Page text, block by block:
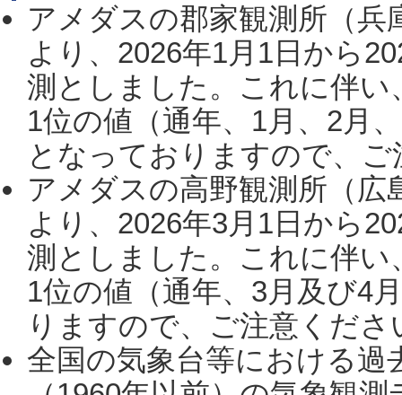
アメダスの郡家観測所（
より、2026年1月1日から
測としました。これに伴い
1位の値（通年、1月、2月
となっておりますので、
アメダスの高野観測所（
より、2026年3月1日から
測としました。これに伴い
1位の値（通年、3月及び4
りますので、ご注意くだ
全国の気象台等における過